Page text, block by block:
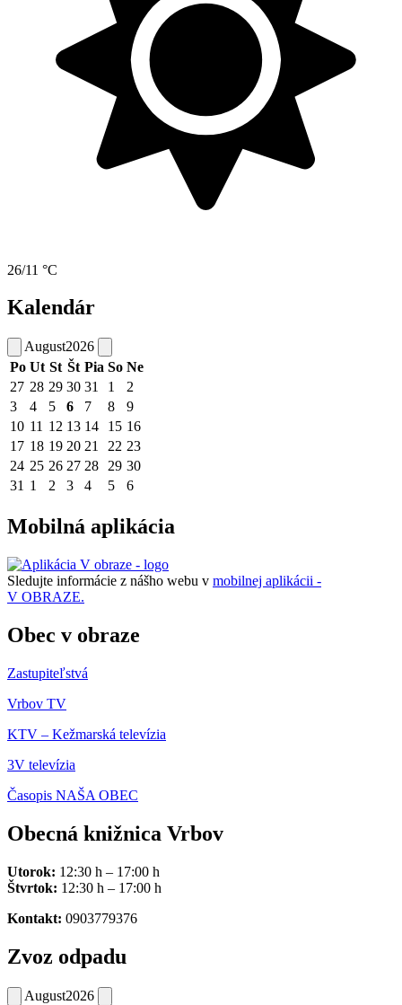
26/11 °C
Kalendár
August2026
Po Ut St Št Pia So Ne
27 28 29 30 31 1
2
3
4 5 6 7 8
9
10 11 12 13 14 15 16
17 18 19 20 21 22 23
24 25 26 27 28 29 30
31 1 2 3 4 5 6
Mobilná aplikácia
Sledujte informácie z nášho webu v mobilnej aplikácii -
V OBRAZE.
Obec v obraze
Zastupiteľstvá
Vrbov TV
KTV – Kežmarská televízia
3V televízia
Časopis NAŠA OBEC
Obecná knižnica Vrbov
Utorok: 12:30 h – 17:00 h
Štvrtok: 12:30 h – 17:00 h
Kontakt: 0903779376
Zvoz odpadu
August2026